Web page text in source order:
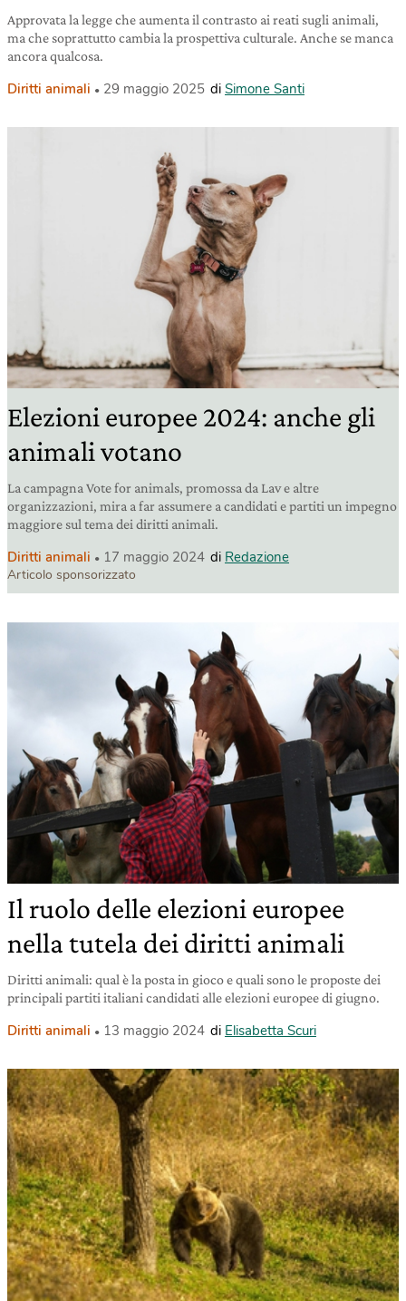
Approvata la legge che aumenta il contrasto ai reati sugli animali,
ma che soprattutto cambia la prospettiva culturale. Anche se manca
ancora qualcosa.
Diritti animali 29 maggio 2025 di Simone Santi
Elezioni europee 2024: anche gli
animali votano
La campagna Vote for animals, promossa da Lav e altre
organizzazioni, mira a far assumere a candidati e partiti un impegno
maggiore sul tema dei diritti animali.
Diritti animali 17 maggio 2024 di Redazione
Articolo sponsorizzato
Il ruolo delle elezioni europee
nella tutela dei diritti animali
Diritti animali: qual è la posta in gioco e quali sono le proposte dei
principali partiti italiani candidati alle elezioni europee di giugno.
Diritti animali 13 maggio 2024 di Elisabetta Scuri